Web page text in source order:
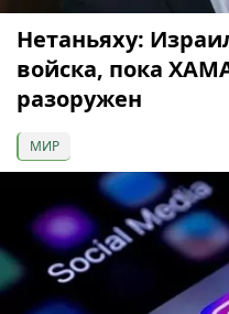
Нетаньяху:
войска, пока
разоружен
МИР